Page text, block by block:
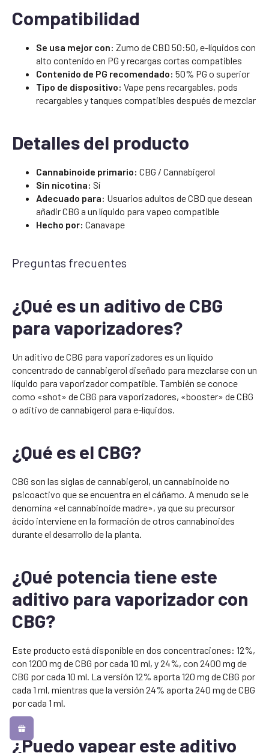
Compatibilidad
Se usa mejor con: Zumo de CBD 50:50, e-líquidos con
alto contenido en PG y recargas cortas compatibles
Contenido de PG recomendado: 50% PG o superior
Tipo de dispositivo: Vape pens recargables, pods
recargables y tanques compatibles después de mezclar
Detalles del producto
Cannabinoide primario: CBG / Cannabigerol
Sin nicotina: Sí
Adecuado para: Usuarios adultos de CBD que desean
añadir CBG a un líquido para vapeo compatible
Hecho por: Canavape
Preguntas frecuentes
¿Qué es un aditivo de CBG
para vaporizadores?
Un aditivo de CBG para vaporizadores es un líquido
concentrado de cannabigerol diseñado para mezclarse con un
líquido para vaporizador compatible. También se conoce
como «shot» de CBG para vaporizadores, «booster» de CBG
o aditivo de cannabigerol para e-líquidos.
¿Qué es el CBG?
CBG son las siglas de cannabigerol, un cannabinoide no
psicoactivo que se encuentra en el cáñamo. A menudo se le
denomina «el cannabinoide madre», ya que su precursor
ácido interviene en la formación de otros cannabinoides
durante el desarrollo de la planta.
¿Qué potencia tiene este
aditivo para vaporizador con
CBG?
Este producto está disponible en dos concentraciones: 12%,
con 1200 mg de CBG por cada 10 ml, y 24%, con 2400 mg de
CBG por cada 10 ml. La versión 12% aporta 120 mg de CBG por
cada 1 ml, mientras que la versión 24% aporta 240 mg de CBG
por cada 1 ml.
¿Puedo vapear este aditivo